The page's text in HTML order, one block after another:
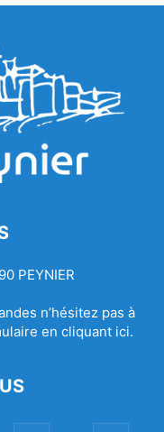
PEYNIER
n’hésitez pas à
en cliquant ici.